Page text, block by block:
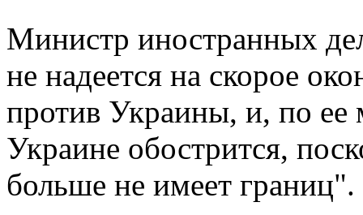
Министр иностранных
не надеется на скорое
против Украины, и, по ее
Украине обострится,
больше не имеет границ".